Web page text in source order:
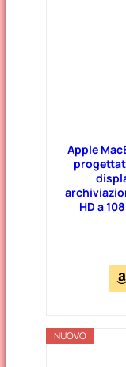
Apple
HD a
NUOVO